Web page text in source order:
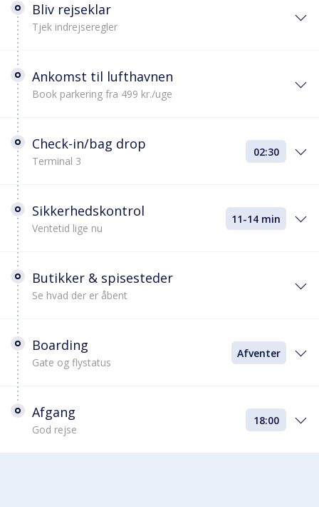
Bliv rejseklar
Tjek indrejseregler
Ankomst til lufthavnen
Book parkering fra 499 kr./uge
Check-in/bag drop
Terminal 3
02:30
Sikkerhedskontrol
Ventetid lige nu
11-14 min
Butikker & spisesteder
Se hvad der er åbent
Boarding
Gate og flystatus
Afventer
Afgang
God rejse
18:00